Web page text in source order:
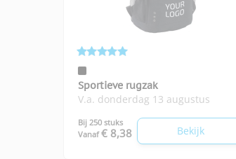
Sportieve rugzak
V.a. donderdag 13 augustus
Bij 250 stuks
Vanaf € 8,38 Bekijk